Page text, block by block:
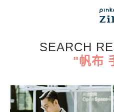
SEARCH
"帆布